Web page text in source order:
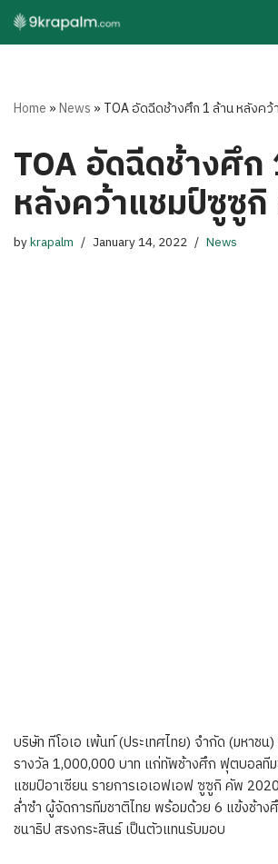
Skip
Home »News » TOA อัดฉีดช้างศึก 1 ล้าน หลังค
TOA อัดฉีดช้างศึก
หลังคว้าแชมป์ซูซู
bykrapalm January 14, 2022 News
บริษัท ทีโอเอ เพ้นท์ (ประเทศไทย) จำกัด (มหาชน
รางวัล 1,000,000 บาท แก่ทัพช้างศึก ฟุตบอลที
แชมป์อาเซียน รายการเอเอฟเอฟ ซูซูกิ คัพ
ล่ำซำ ผู้จัดการทีมชาติไทย พร้อมด้วย 6 แข้งช้าง
ชนาธิป สรงกระสินธ์ เป็นตัวแทนรับมอบ